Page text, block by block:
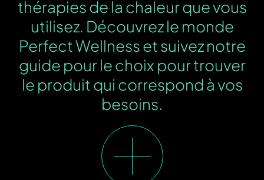
thérapies de la chaleur que vous
utilisez. Découvrez le monde
Perfect Wellness et suivez notre
guide pour le choix pour trouver
le produit qui correspond à vos
besoins.